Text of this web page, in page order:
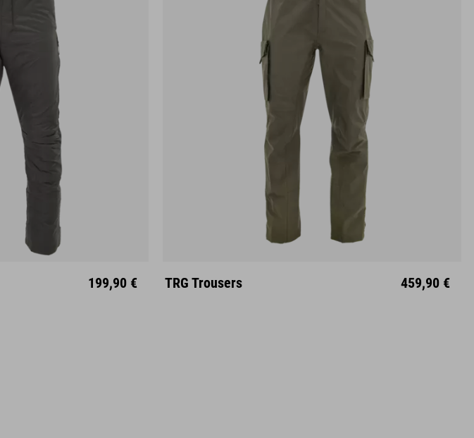
199,90 € S
TRG Trousers 459,90 €